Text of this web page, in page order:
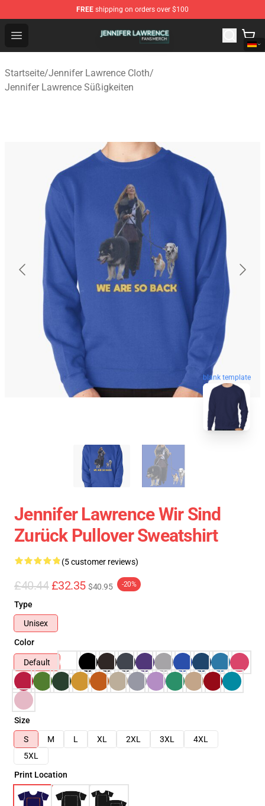
FREE shipping on orders over $100
Open menu
Jennifer Lawrence Shop - Official Jennifer Lawrence
Startseite/Jennifer Lawrence Cloth/
Jennifer Lawrence Süßigkeiten
blank template
Jennifer Lawrence Wir Sind
Zurück Pullover Sweatshirt
(5 customer reviews)
£40.44 £32.35 $40.95 -20%
Type
Unisex
Color
Default
Size
S
M L XL 2XL 3XL
4XL
5XL
Print Location